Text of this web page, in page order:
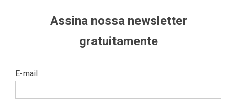
Assina nossa newsletter
gratuitamente
E-mail